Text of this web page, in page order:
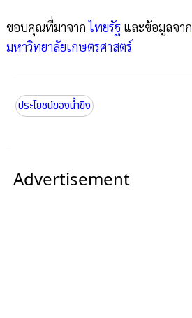
ขอบคุณที่มาจากไทยรัฐและข้อมูลจาก
มหาวิทยาลัยเกษตรศาสตร์
ประโยชน์ของน้ำขิง
Advertisement